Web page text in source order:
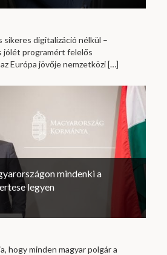
digitalizáció nélkül –
programért felelős
Európa jövője nemzetközi[…]
mindenki a
legyen
hogy minden magyar polgár a